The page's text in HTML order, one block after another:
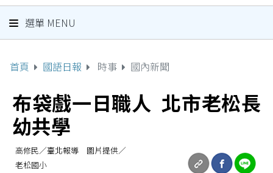
選單 MENU
首頁 國語日報 時事 國內新聞
布袋戲一日職人 北市老松長
幼共學
高修民／臺北報導 圖片提供／
老松國小